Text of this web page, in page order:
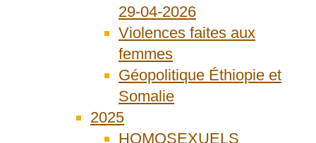
29-04-2026
Violences faites aux
femmes
Géopolitique Éthiopie et
Somalie
2025
HOMOSEXUELS